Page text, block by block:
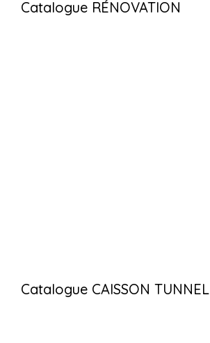
Catalogue RÉNOVATION
Catalogue CAISSON TUNNEL